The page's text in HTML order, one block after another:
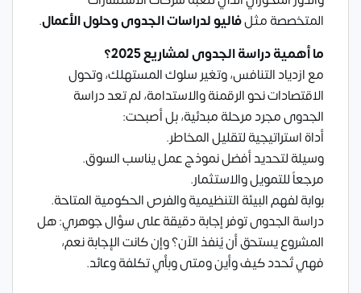
المتخصصة مثلفاليو لدراسات الجدوى وحلول الأعمال.
ما أهمية دراسة الجدوى لمشاريع 2025؟
مع ازدياد التنافس، وتغير سلوك المستهلك، وتحول
الاقتصادات نحو الرقمنة والاستدامة، لم تعد دراسة
الجدوى مجرد مرحلة مبدئية، بل أصبحت:
أداة استراتيجية لتقليل المخاطر.
وسيلة لتحديد أفضل نموذج عمل يناسب السوق.
مرجعاً للتمويل والاستثمار.
بوابة لفهم البيئة التنظيمية والفرص الحكومية المتاحة.
دراسة الجدوى توفر إجابة دقيقة على سؤال جوهري: هل
المشروع يستحق أن يُنفذ الآن؟ وإن كانت الإجابة نعم،
فهي تُحدد كيف وأين ومتى وبأي تكلفة وعائد.